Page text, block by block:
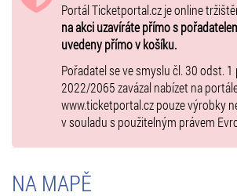
Pondělí 24. srpna 2026:
16:00 Ukrajina – Rakousko
19:00 Srbsko – Bulharsko
Úterý 25. srpna 2026:
16:00 Řecko – Rakousko
ČESKO– Ukrajina
Středa 26. srpna 2026:
19:00 Srbsko – Řecko
Portál Ticketportal.cz je online
na akci uzavíráte přímo s
uvedeny přímo v košíku.
Pořadatel se ve smyslu čl. 30 odst. 1
2022/2065 zavázal nabízet na
www.ticketportal.cz pouze výrobky
v souladu s použitelným právem
NA MAPĚ